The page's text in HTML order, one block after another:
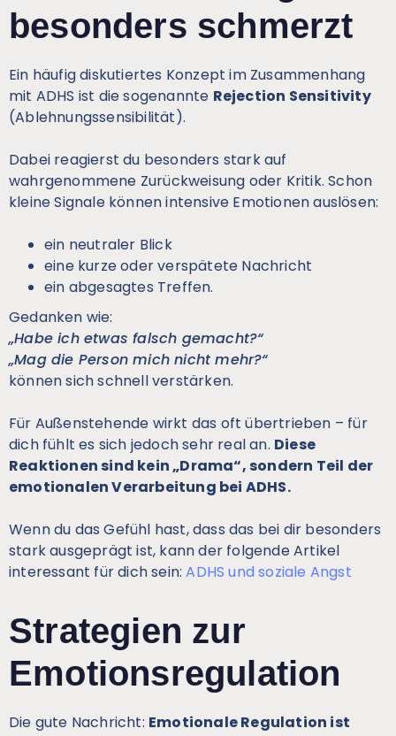
besonders schmerzt
Ein häufig diskutiertes Konzept im Zusammenhang
mit ADHS ist die sogenannte Rejection Sensitivity
(Ablehnungssensibilität).
Dabei reagierst du besonders stark auf
wahrgenommene Zurückweisung oder Kritik. Schon
kleine Signale können intensive Emotionen auslösen:
ein neutraler Blick
eine kurze oder verspätete Nachricht
ein abgesagtes Treffen.
Gedanken wie:
„Habe ich etwas falsch gemacht?“
„Mag die Person mich nicht mehr?“
können sich schnell verstärken.
Für Außenstehende wirkt das oft übertrieben – für
dich fühlt es sich jedoch sehr real an. Diese
Reaktionen sind kein „Drama“, sondern Teil der
emotionalen Verarbeitung bei ADHS.
Wenn du das Gefühl hast, dass das bei dir besonders
stark ausgeprägt ist, kann der folgende Artikel
interessant für dich sein:ADHS und soziale Angst
Strategien zur
Emotionsregulation
Die gute Nachricht: Emotionale Regulation ist